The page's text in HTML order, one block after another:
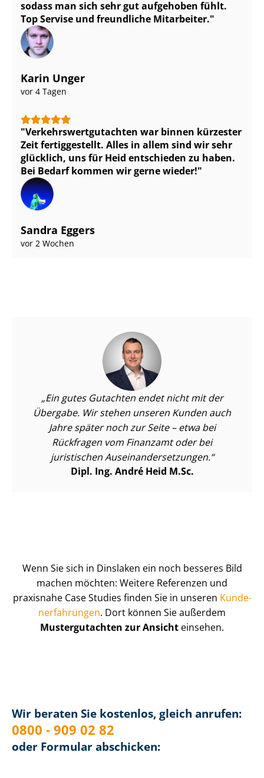
sodass man sich sehr gut aufgehoben fühlt.
Top Servise und freundliche Mitarbeiter.
Karin Unger
vor 4 Tagen
Ver­kehrs­wert­gut­ach­ten war binnen kürzester
Zeit fertiggestellt. Alles in allem sind wir sehr
glücklich, uns für Heid entschieden zu haben.
Bei Bedarf kommen wir gerne wieder!
Sandra Eggers
vor 2 Wochen
Ein gutes Gutachten endet nicht mit der
Übergabe. Wir stehen unseren Kunden auch
Jahre später noch zur Seite – etwa bei
Rückfragen vom Finanzamt oder bei
juristischen Aus­ein­an­der­set­zun­gen.
Dipl. Ing. André Heid M.Sc.
Wenn Sie sich in Dinslaken ein noch besseres Bild
machen möchten: Weitere Referenzen und
praxisnahe Case Studies finden Sie in unseren Kun­de­
n­er­fah­run­gen. Dort können Sie außerdem
Mustergutachten zur Ansicht einsehen.
Wir beraten Sie kostenlos, gleich anrufen:
0800 - 909 02 82
oder Formular abschicken: